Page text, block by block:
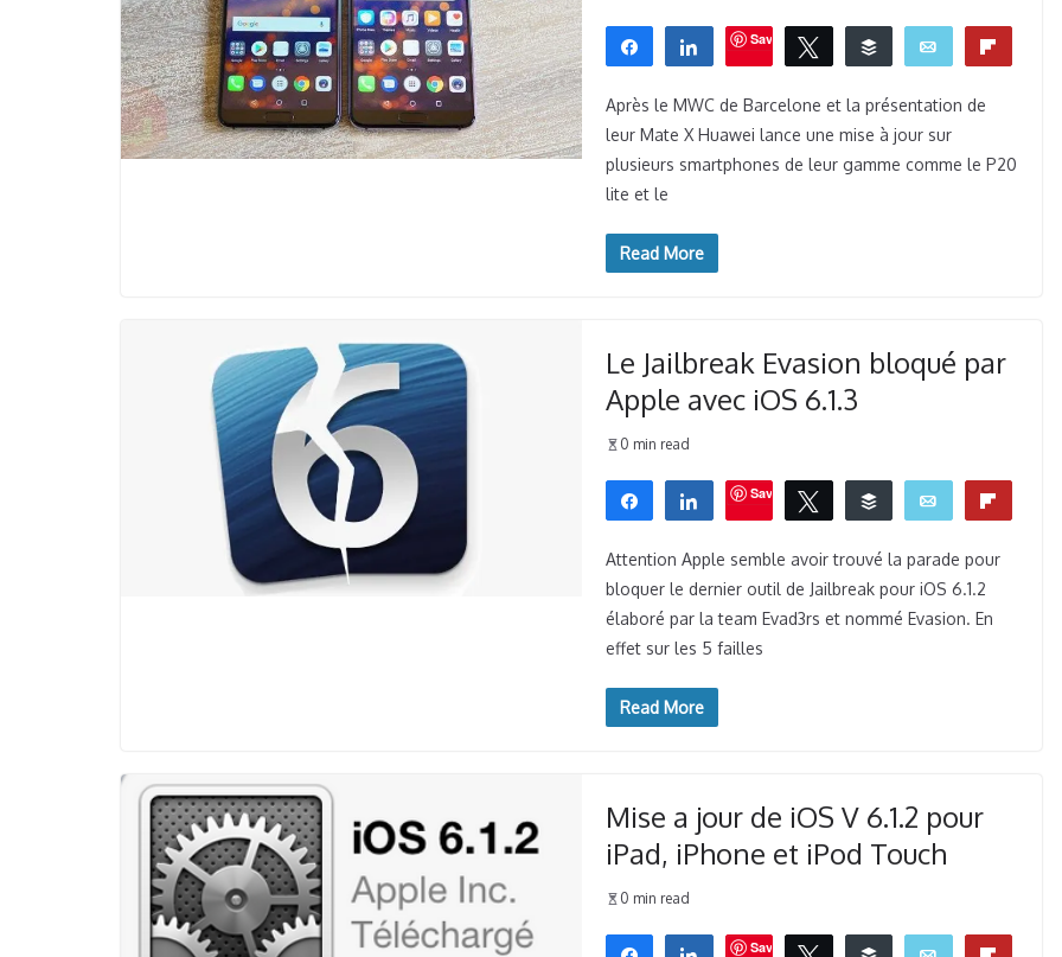
Partagez Partagez
Save Tweetez Buffer Email
PARTAGES
Après le MWC de Barcelone et la présentation de
leur Mate X Huawei lance une mise à jour sur
plusieurs smartphones de leur gamme comme le P20
lite et le
Read More
Le Jailbreak Evasion bloqué par
Apple avec iOS 6.1.3
0 min read
Partagez Partagez
Save Tweetez Buffer Email
Attention Apple semble avoir trouvé la parade pour
bloquer le dernier outil de Jailbreak pour iOS 6.1.2
élaboré par la team Evad3rs et nommé Evasion. En
effet sur les 5 failles
Read More
Mise a jour de iOS V 6.1.2 pour
iPad, iPhone et iPod Touch
0 min read
Save
La révolution opérée par le
digital